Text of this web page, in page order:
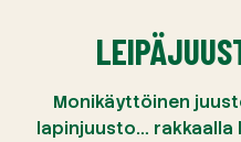
Monikäyttöinen
lapinjuusto… rakkaalla